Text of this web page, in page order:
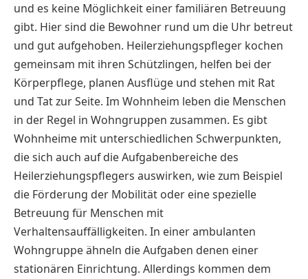
und es keine Möglichkeit einer familiären Betreuung
gibt. Hier sind die Bewohner rund um die Uhr betreut
und gut aufgehoben. Heilerziehungspfleger kochen
gemeinsam mit ihren Schützlingen, helfen bei der
Körperpflege, planen Ausflüge und stehen mit Rat
und Tat zur Seite. Im Wohnheim leben die Menschen
in der Regel in Wohngruppen zusammen. Es gibt
Wohnheime mit unterschiedlichen Schwerpunkten,
die sich auch auf die Aufgabenbereiche des
Heilerziehungspflegers auswirken, wie zum Beispiel
die Förderung der Mobilität oder eine spezielle
Betreuung für Menschen mit
Verhaltensauffälligkeiten. In einer ambulanten
Wohngruppe ähneln die Aufgaben denen einer
stationären Einrichtung. Allerdings kommen dem